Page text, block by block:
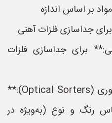
بر اساس اندازه
جداسازی فلزات آهنی
برای جداسازی فلزات
* **سیستم‌های جداسازی نوری (Optical Sorters):**
رنگ و نوع (به‌ویژه در